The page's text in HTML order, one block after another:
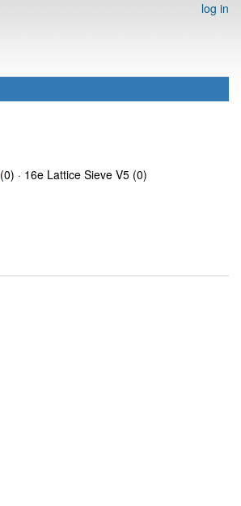
log in
(0) · 16e Lattice Sieve V5 (0)